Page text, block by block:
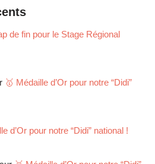
de fin pour le Stage Régional
🥇 Médaille d’Or pour notre “Didi”
d’Or pour notre “Didi” national !